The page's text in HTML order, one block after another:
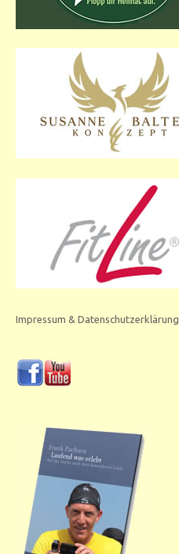
Impressum & Datenschutzerklärung